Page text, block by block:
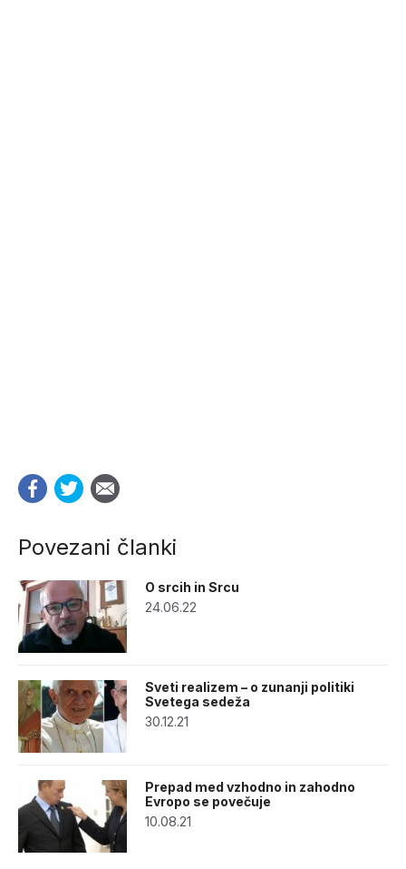
Povezani članki
O srcih in Srcu
24.06.22
Sveti realizem – o zunanji politiki
Svetega sedeža
30.12.21
Prepad med vzhodno in zahodno
Evropo se povečuje
10.08.21